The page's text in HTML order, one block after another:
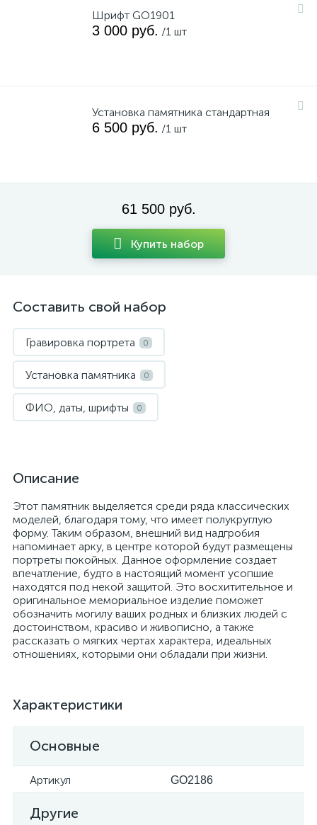
Шрифт GO1901
3 000 руб. /1 шт
Установка памятника стандартная
6 500 руб. /1 шт
61 500 руб.
Купить набор
Составить свой набор
Гравировка портрета 0
Установка памятника 0
ФИО, даты, шрифты 0
Описание
Этот памятник выделяется среди ряда классических
моделей, благодаря тому, что имеет полукруглую
форму. Таким образом, внешний вид надгробия
напоминает арку, в центре которой будут размещены
портреты покойных. Данное оформление создает
впечатление, будто в настоящий момент усопшие
находятся под некой защитой. Это восхитительное и
оригинальное мемориальное изделие поможет
обозначить могилу ваших родных и близких людей с
достоинством, красиво и живописно, а также
рассказать о мягких чертах характера, идеальных
отношениях, которыми они обладали при жизни.
Характеристики
Основные
Артикул GO2186
Другие